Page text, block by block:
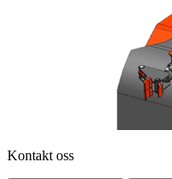
Kontakt oss